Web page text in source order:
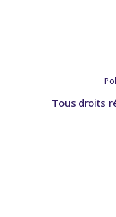
Tous droits